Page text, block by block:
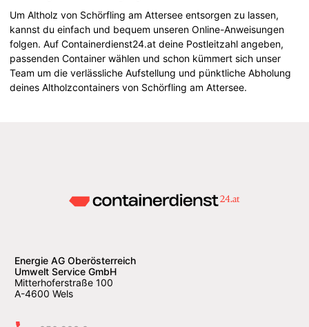
Um Altholz von Schörfling am Attersee entsorgen zu lassen,
kannst du einfach und bequem unseren Online-Anweisungen
folgen. Auf Containerdienst24.at deine Postleitzahl angeben,
passenden Container wählen und schon kümmert sich unser
Team um die verlässliche Aufstellung und pünktliche Abholung
deines Altholzcontainers von Schörfling am Attersee.
Energie AG Oberösterreich
Umwelt Service GmbH
Mitterhoferstraße 100
A-4600 Wels